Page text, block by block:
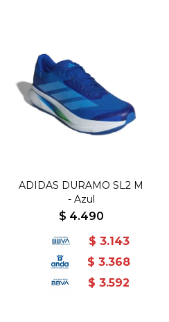
ADIDAS DURAMO SL2 M
- Azul
$ 4.490
$ 3.143
$ 3.368
$ 3.592